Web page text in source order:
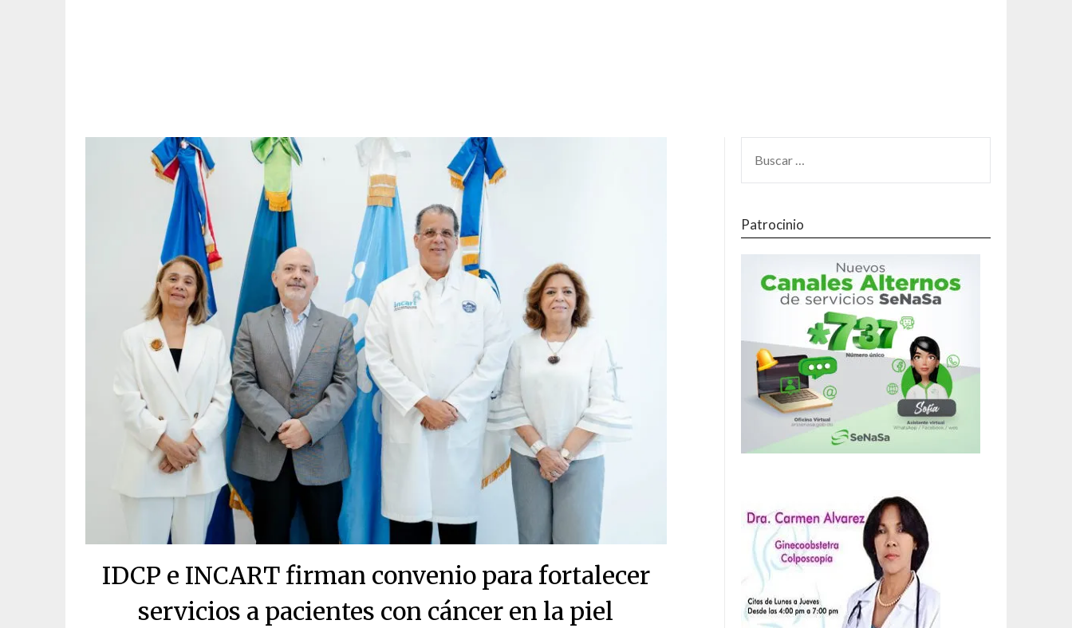
IDCP e INCART firman convenio para fortalecer
servicios a pacientes con cáncer en la piel
Patrocinio